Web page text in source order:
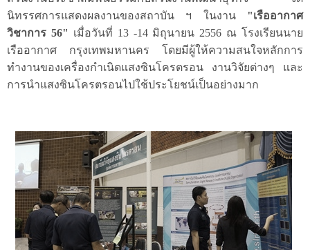
นิทรรศการแสดงผลงานของสถาบัน ฯ ในงาน"เรืออากาศ
วิชาการ 56" เมื่อวันที่ 13 -14 มิถุนายน 2556 ณ โรงเรียนนาย
เรืออากาศ กรุงเทพมหานคร โดยมีผู้ให้ความสนใจหลักการ
ทำงานของเครื่องกำเนิดแสงซินโครตรอน งานวิจัยต่างๆ และ
การนำแสงซินโครตรอนไปใช้ประโยชน์เป็นอย่างมาก